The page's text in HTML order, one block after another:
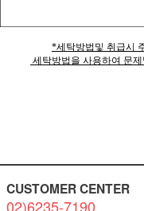
*세탁방법및 취급시
세탁방법을 사용하여 문
CUSTOMER CENTER
02)6235-7190